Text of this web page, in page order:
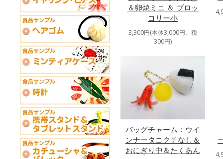
＆卵焼ミニ ＆ ブロッ
コリー小
3,300円(本体3,000円、税
300円)
バッグチャーム：ウイ
ンナータコクチなし＆
おにぎり中＆たくあん